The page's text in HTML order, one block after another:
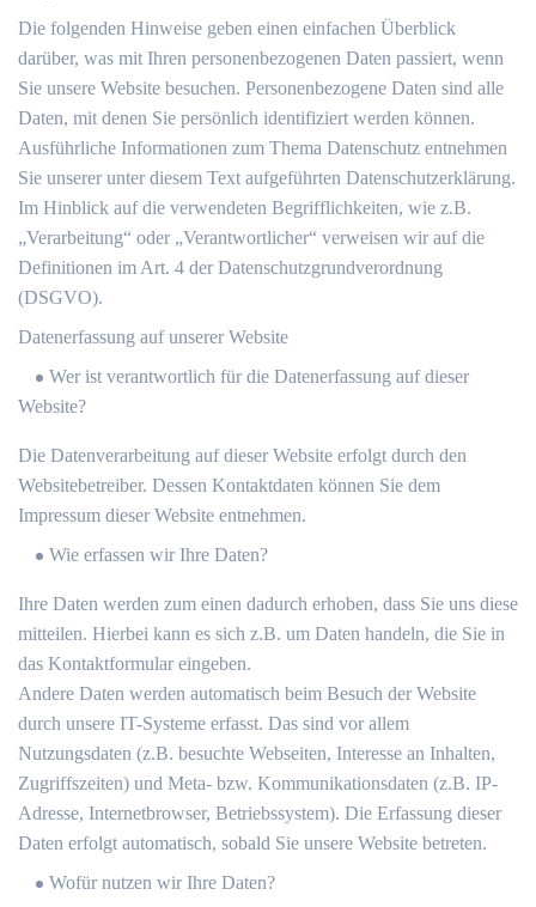
Die folgenden Hinweise geben einen einfachen Überblick
darüber, was mit Ihren personenbezogenen Daten passiert, wenn
Sie unsere Website besuchen. Personenbezogene Daten sind alle
Daten, mit denen Sie persönlich identifiziert werden können.
Ausführliche Informationen zum Thema Datenschutz entnehmen
Sie unserer unter diesem Text aufgeführten Datenschutzerklärung.
Im Hinblick auf die verwendeten Begrifflichkeiten, wie z.B.
„Verarbeitung“ oder „Verantwortlicher“ verweisen wir auf die
Definitionen im Art. 4 der Datenschutzgrundverordnung
(DSGVO).
Datenerfassung auf unserer Website
Wer ist verantwortlich für die Datenerfassung auf dieser
Website?
Die Datenverarbeitung auf dieser Website erfolgt durch den
Websitebetreiber. Dessen Kontaktdaten können Sie dem
Impressum dieser Website entnehmen.
Wie erfassen wir Ihre Daten?
Ihre Daten werden zum einen dadurch erhoben, dass Sie uns diese
mitteilen. Hierbei kann es sich z.B. um Daten handeln, die Sie in
das Kontaktformular eingeben.
Andere Daten werden automatisch beim Besuch der Website
durch unsere IT-Systeme erfasst. Das sind vor allem
Nutzungsdaten (z.B. besuchte Webseiten, Interesse an Inhalten,
Zugriffszeiten) und Meta- bzw. Kommunikationsdaten (z.B. IP-
Adresse, Internetbrowser, Betriebssystem). Die Erfassung dieser
Daten erfolgt automatisch, sobald Sie unsere Website betreten.
Wofür nutzen wir Ihre Daten?